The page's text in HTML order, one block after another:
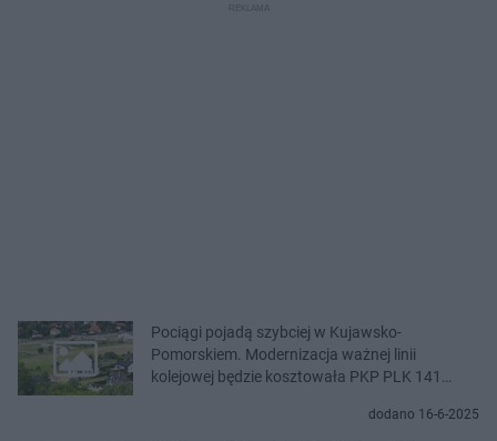
Pociągi pojadą szybciej w Kujawsko-
Pomorskiem. Modernizacja ważnej linii
kolejowej będzie kosztowała PKP PLK 141
dodano 16-6-2025